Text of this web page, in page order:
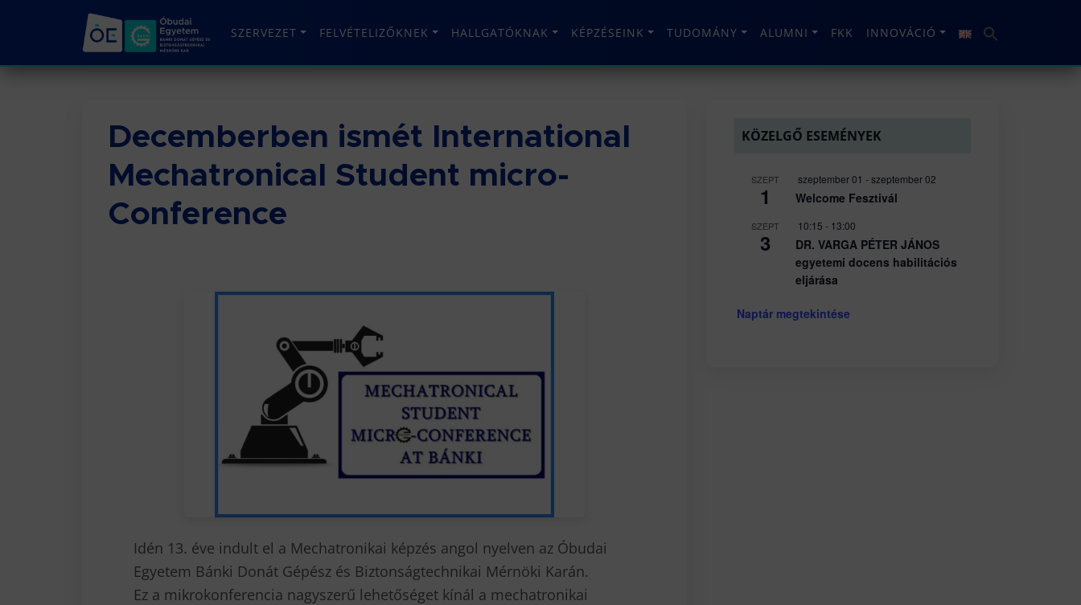
SZERVEZET FELVÉTELIZŐKNEK HALLGATÓKNAK KÉPZÉSEINK TUDOMÁNY ALUMNI FKK INNOVÁCIÓ
Decemberben ismét International
Mechatronical Student micro-
Conference
Idén 13. éve indult el a Mechatronikai képzés angol nyelven az Óbudai
Egyetem Bánki Donát Gépész és Biztonságtechnikai Mérnöki Karán.
Ez a mikrokonferencia nagyszerű lehetőséget kínál a mechatronikai
KÖZELGŐ ESEMÉNYEK
SZEPT
1
szeptember 01 -szeptember 02
Welcome Fesztivál
SZEPT
3
10:15 - 13:00
DR. VARGA PÉTER JÁNOS
egyetemi docens habilitációs
eljárása
Naptár megtekintése